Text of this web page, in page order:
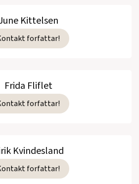
Kittelsen
forfattar!
Frida Fliflet
forfattar!
Kvindesland
forfattar!